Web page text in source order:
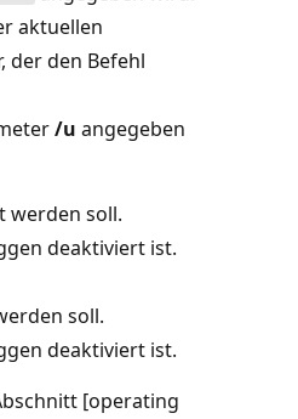
aktuellen
der den Befehl
/u angegeben
werden soll.
deaktiviert ist.
soll.
deaktiviert ist.
[operating